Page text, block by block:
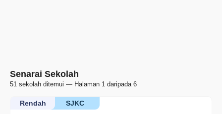
Senarai Sekolah
51 sekolah ditemui — Halaman 1 daripada 6
SJKC
Rendah